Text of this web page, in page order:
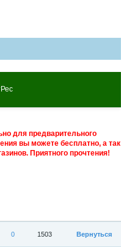
для предварительного
вы можете бесплатно, а так
Приятного прочтения!
Вернуться
1503
0